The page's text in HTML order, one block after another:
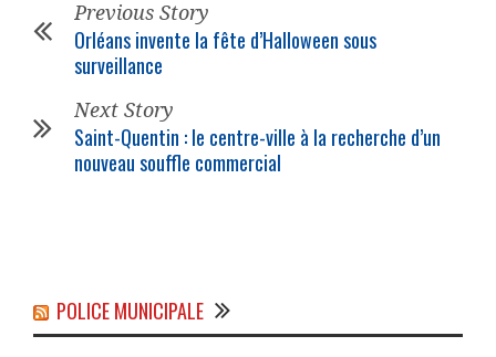
Previous Story
Orléans invente la fête d’Halloween sous
surveillance
Next Story
Saint-Quentin : le centre-ville à la recherche d’un
nouveau souffle commercial
POLICE MUNICIPALE